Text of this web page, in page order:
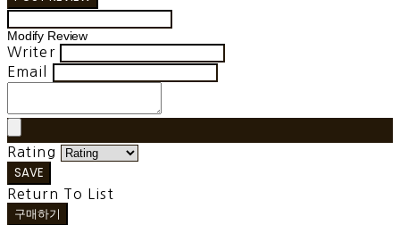
Modify Review
Writer
Email
Rating
SAVE
Return To List
구매하기